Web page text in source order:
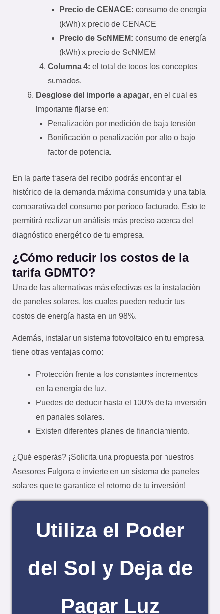
Precio de CENACE: consumo de energía
(kWh) x precio de CENACE
Precio de ScNMEM: consumo de energía
(kWh) x precio de ScNMEM
Columna 4: el total de todos los conceptos
sumados.
Desglose del importe a apagar, en el cual es
importante fijarse en:
Penalización por medición de baja tensión
Bonificación o penalización por alto o bajo
factor de potencia.
En la parte trasera del recibo podrás encontrar el
histórico de la demanda máxima consumida y una tabla
comparativa del consumo por período facturado. Esto te
permitirá realizar un análisis más preciso acerca del
diagnóstico energético de tu empresa.
¿Cómo reducir los costos de la
tarifa GDMTO?
Una de las alternativas más efectivas es la instalación
de paneles solares, los cuales pueden reducir tus
costos de energía hasta en un 98%.
Además, instalar un sistema fotovoltaico en tu empresa
tiene otras ventajas como:
Protección frente a los constantes incrementos
en la energía de luz.
Puedes de deducir hasta el 100% de la inversión
en panales solares.
Existen diferentes planes de financiamiento.
¿Qué esperás? ¡Solicita una propuesta por nuestros
Asesores Fulgora e invierte en un sistema de paneles
solares que te garantice el retorno de tu inversión!
Utiliza el Poder
del Sol y Deja de
Pagar Luz